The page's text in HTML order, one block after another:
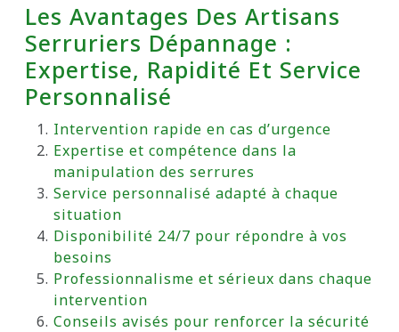
Les Avantages Des Artisans
Serruriers Dépannage :
Expertise, Rapidité Et Service
Personnalisé
Intervention rapide en cas d’urgence
Expertise et compétence dans la
manipulation des serrures
Service personnalisé adapté à chaque
situation
Disponibilité 24/7 pour répondre à vos
besoins
Professionnalisme et sérieux dans chaque
intervention
Conseils avisés pour renforcer la sécurité